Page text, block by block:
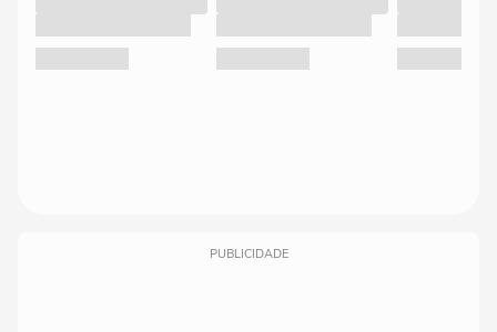
PUBLICIDADE